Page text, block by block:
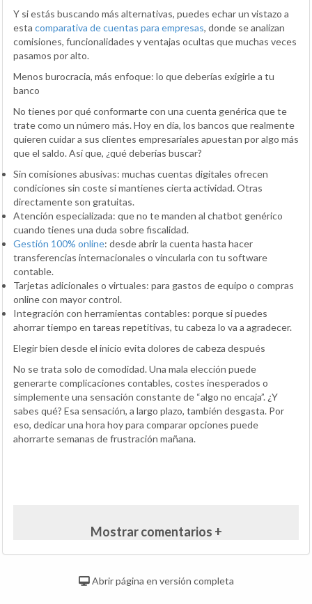
Y si estás buscando más alternativas, puedes echar un vistazo a
esta comparativa de cuentas para empresas, donde se analizan
comisiones, funcionalidades y ventajas ocultas que muchas veces
pasamos por alto.
Menos burocracia, más enfoque: lo que deberías exigirle a tu
banco
No tienes por qué conformarte con una cuenta genérica que te
trate como un número más. Hoy en día, los bancos que realmente
quieren cuidar a sus clientes empresariales apuestan por algo más
que el saldo. Así que, ¿qué deberías buscar?
Sin comisiones abusivas: muchas cuentas digitales ofrecen
condiciones sin coste si mantienes cierta actividad. Otras
directamente son gratuitas.
Atención especializada: que no te manden al chatbot genérico
cuando tienes una duda sobre fiscalidad.
Gestión 100% online: desde abrir la cuenta hasta hacer
transferencias internacionales o vincularla con tu software
contable.
Tarjetas adicionales o virtuales: para gastos de equipo o compras
online con mayor control.
Integración con herramientas contables: porque si puedes
ahorrar tiempo en tareas repetitivas, tu cabeza lo va a agradecer.
Elegir bien desde el inicio evita dolores de cabeza después
No se trata solo de comodidad. Una mala elección puede
generarte complicaciones contables, costes inesperados o
simplemente una sensación constante de “algo no encaja”. ¿Y
sabes qué? Esa sensación, a largo plazo, también desgasta. Por
eso, dedicar una hora hoy para comparar opciones puede
ahorrarte semanas de frustración mañana.
Mostrar comentarios +
Abrir página en versión completa